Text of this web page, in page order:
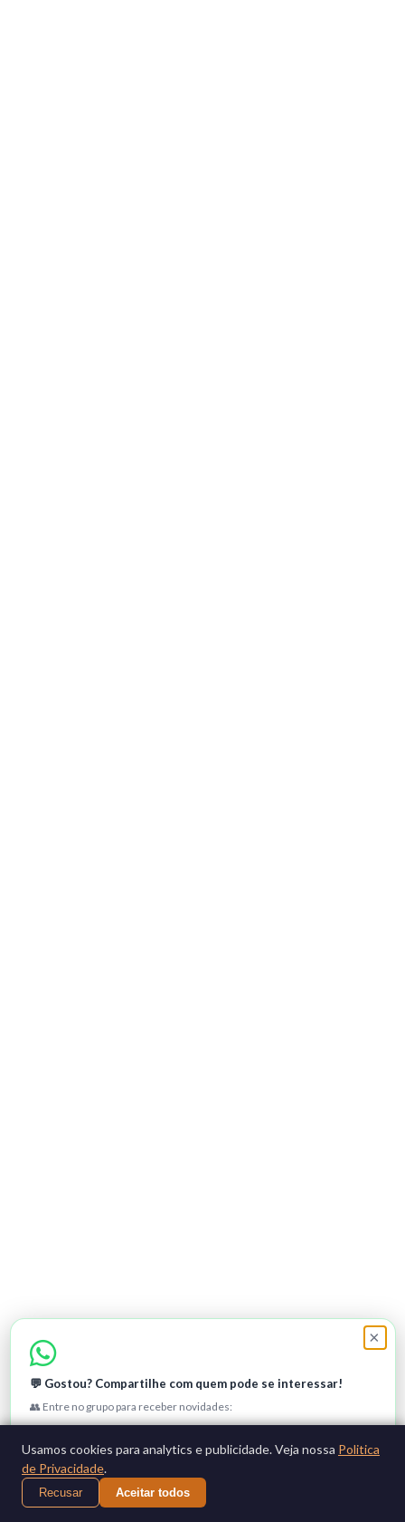
×
💬 Gostou? Compartilhe com quem pode se interessar!
👥 Entre no grupo para receber novidades:
Entrar no grupo
Não, obrigado
Usamos cookies para analytics e publicidade. Veja nossa Politica
de Privacidade.
Recusar Aceitar todos